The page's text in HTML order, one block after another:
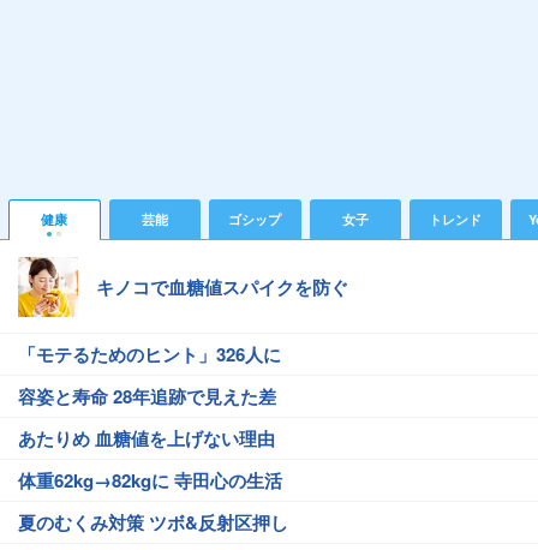
健康 芸能 ゴシップ 女子 トレンド
キノコで血糖値スパイクを防ぐ
「モテるためのヒント」326人に
容姿と寿命 28年追跡で見えた差
あたりめ 血糖値を上げない理由
体重62kg→82kgに 寺田心の生活
夏のむくみ対策 ツボ&反射区押し